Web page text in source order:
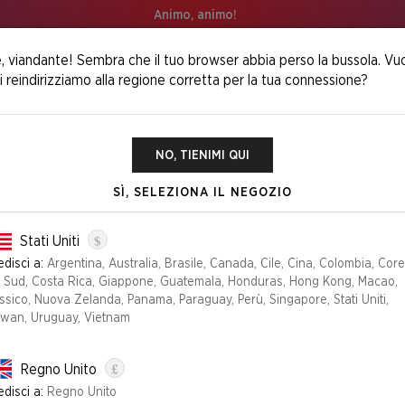
Animo, animo!
Life 2025: ​ Secret Lair x Play-
viandante! Sembra che il tuo browser abbia perso la bussola.
reindirizziamo alla regione corretta per la tua connessione?
NO, TIENIMI QUI
SÌ, SELEZIONA IL NEGOZIO
Stati Uniti $
a: Argentina, Australia, Brasile, Canada, Cile, Cina, Colombia,
Sud, Costa Rica, Giappone, Guatemala, Honduras, Hong Kong, Macao,
Nuova Zelanda, Panama, Paraguay, Perù, Singapore, Stati Uniti,
Uruguay, Vietnam
Regno Unito £
a: Regno Unito